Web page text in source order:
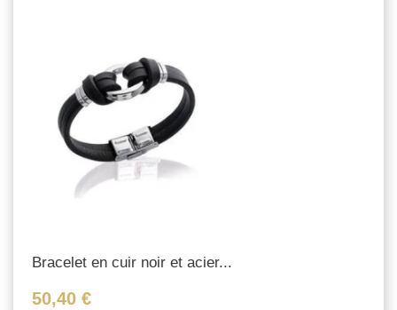
Bracelet en cuir noir et acier...
50,40 €